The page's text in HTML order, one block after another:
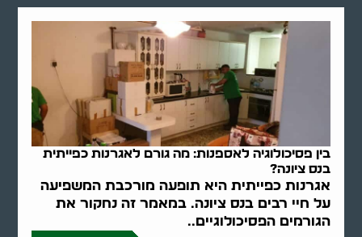
בין פסיכולוגיה לאספנות: מה גורם לאגרנות כפייתית
בנס ציונה?
אגרנות כפייתית היא תופעה מורכבת המשפיעה
על חיי רבים בנס ציונה. במאמר זה נחקור את
הגורמים הפסיכולוגיים..